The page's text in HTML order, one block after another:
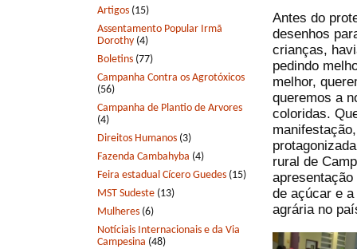
Artigos (15)
Assentamento Popular Irmã
Dorothy (4)
Boletins (77)
Campanha Contra os Agrotóxicos
(56)
Campanha de Plantio de Arvores
(4)
Direitos Humanos (3)
Fazenda Cambahyba (4)
Feira estadual Cícero Guedes (15)
MST Sudeste (13)
Mulheres (6)
Notíciais Internacionais e da Via
Campesina (48)
Antes do
desenhos
crianças,
pedindo
melhor,
queremos a
coloridas.
rural de
de açúcar e
agrária no